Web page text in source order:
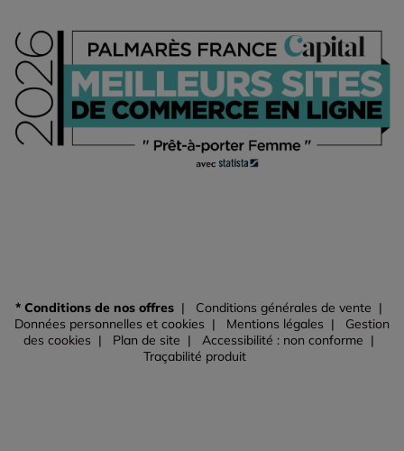
* Conditions de nos offres
Conditions générales de vente
Données personnelles et cookies
Mentions légales
Gestion
des cookies
Plan de site
Accessibilité : non conforme
Traçabilité produit